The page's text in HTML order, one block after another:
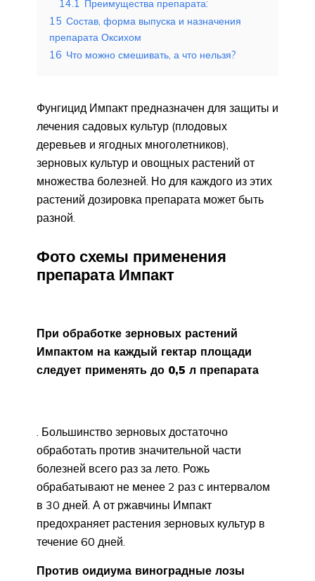
14.1 Преимущества препарата:
15 Состав, форма выпуска и назначения
препарата Оксихом
16 Что можно смешивать, а что нельзя?
Фунгицид Импакт предназначен для защиты и
лечения садовых культур (плодовых
деревьев и ягодных многолетников),
зерновых культур и овощных растений от
множества болезней. Но для каждого из этих
растений дозировка препарата может быть
разной.
Фото схемы применения
препарата Импакт
При обработке зерновых растений
Импактом на каждый гектар площади
следует применять до 0,5 л препарата
. Большинство зерновых достаточно
обработать против значительной части
болезней всего раз за лето. Рожь
обрабатывают не менее 2 раз с интервалом
в 30 дней. А от ржавчины Импакт
предохраняет растения зерновых культур в
течение 60 дней.
Против оидиума виноградные лозы